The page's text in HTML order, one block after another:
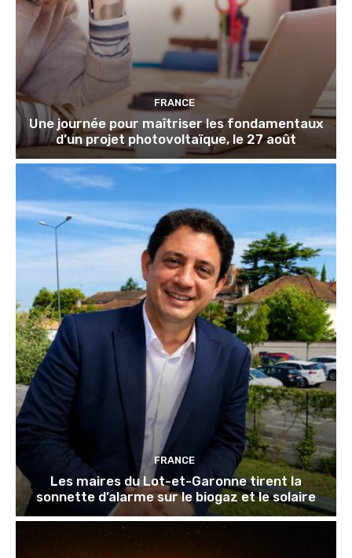
FRANCE
Une journée pour maîtriser les fondamentaux
d’un projet photovoltaïque, le 27 août
FRANCE
Les maires du Lot-et-Garonne tirent la
sonnette d’alarme sur le biogaz et le solaire